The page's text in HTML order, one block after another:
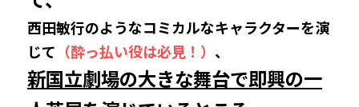
西田敏行のようなコミカルなキャラクターを演
じて （酔っ払い役は必見！） 、
新国立劇場の大きな舞台で即興の一